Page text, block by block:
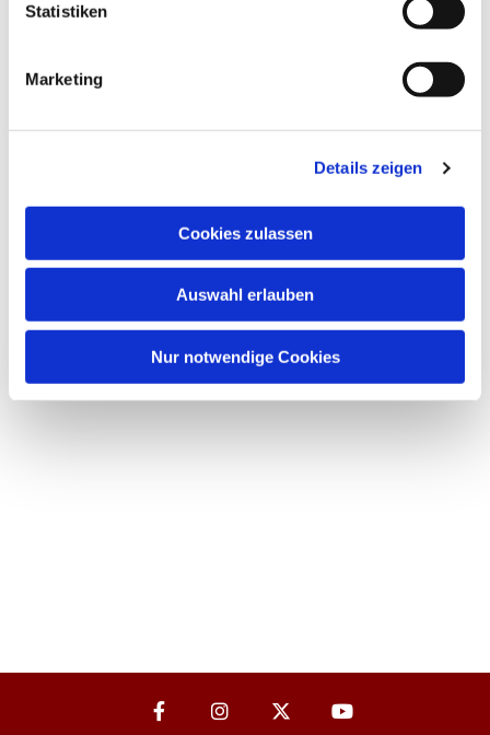
Statistiken
Marketing
Details zeigen
Cookies zulassen
Auswahl erlauben
Nur notwendige Cookies